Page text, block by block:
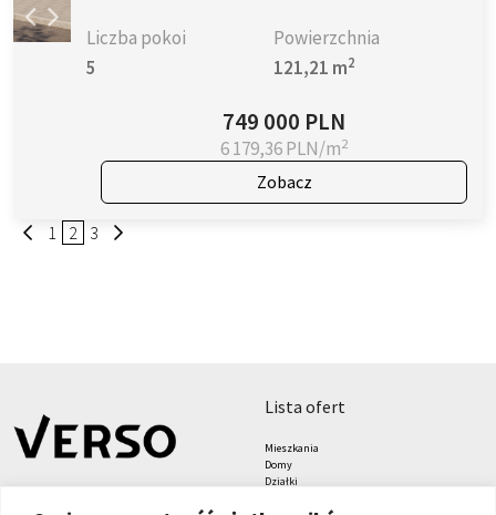
Liczba pokoi
5
Powierzchnia
121,21 m2
749 000 PLN
6 179,36 PLN/m2
Zobacz
1 2 3
lista ofert
Mieszkania
Domy
Działki